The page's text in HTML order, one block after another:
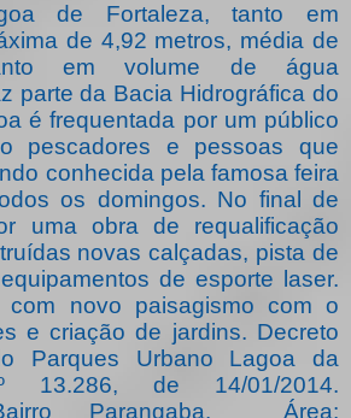
de Fortaleza, tanto em
de 4,92 metros, média de
em volume de água
parte da Bacia Hidrográfica do
é frequentada por um público
pescadores e pessoas que
conhecida pela famosa feira
os domingos. No final de
uma obra de requalificação
novas calçadas, pista de
de esporte laser.
com novo paisagismo com o
e criação de jardins. Decreto
Parques Urbano Lagoa da
13.286, de 14/01/2014.
Parangaba.
Área: